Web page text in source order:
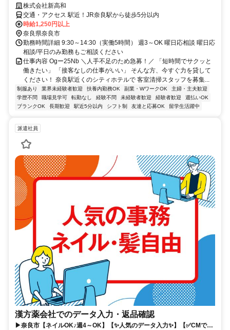
株式会社新高和
交通・アクセス 駅近！JR奈良駅から徒歩5分以内
時給1,250円以上
奈良県奈良市
勤務時間詳細 9:30～14:30（実働5時間） 週3～OK 曜日応相談 曜日応
相談/平日のみ勤務もご相談ください
仕事内容 Ogー25Nb ＼人手不足のため急募！／ 「短時間でサクッと
働きたい」 「接客なしの仕事がいい」 そんな方、今すぐ力を貸して
ください！ 奈良駅近くのシティホテルで 客室清掃スタッフを募集...
制服あり 業界未経験者歓迎 扶養内勤務OK 副業・WワークOK
主婦・主夫歓迎
学歴不問
職場見学可 転勤なし 経験不問 未経験者歓迎 経験者歓迎
週払いOK
ブランクOK
長期歓迎 駅近5分以内 シフト制 友達と応募OK 留学生活躍中
派遣社員
漢方薬会社でのデータ入力・返品確認
▶奈良市【ネイルOK♪週4～OK】【✨️人気のデータ入力✨️】【✅️CMでお